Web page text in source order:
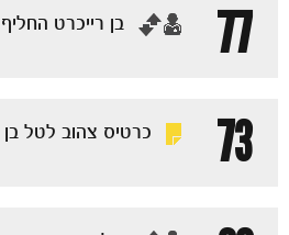
77 ‏בן רייכרט
73 כרטיס צהוב לטל בן